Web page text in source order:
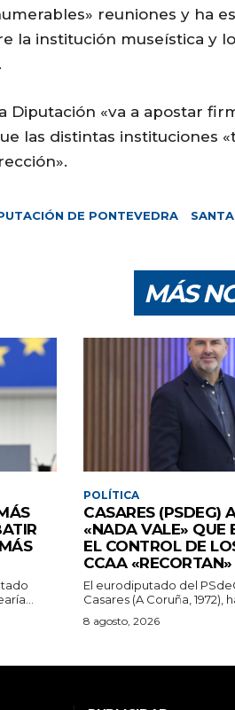
reuniones y ha
la institución museística y
Diputación «va a apostar
las distintas instituciones
DE PONTEVEDRA
MÁS
POLÍTICA
CASARES (PSDEG)
«NADA VALE» QUE
EL CONTROL DE
CCAA
El eurodiputado del
Casares (A Coruña, 1972),
8 agosto, 2026